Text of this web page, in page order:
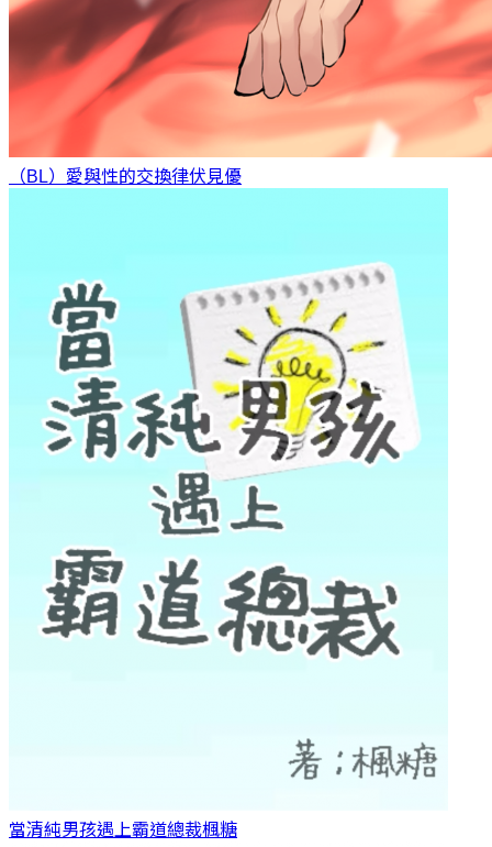
（BL）愛與性的交換律伏見優
當清純男孩遇上霸道總裁楓糖